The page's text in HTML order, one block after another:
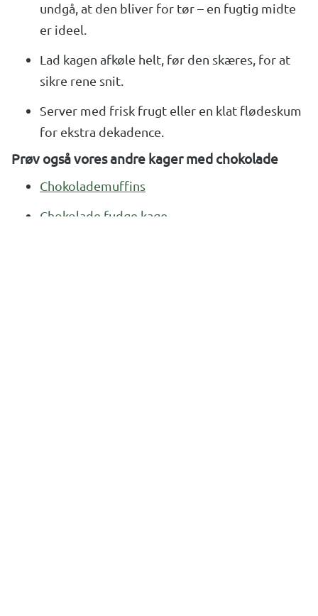
undgå, at den bliver for tør – en fugtig midte
er ideel.
Lad kagen afkøle helt, før den skæres, for at
sikre rene snit.
Server med frisk frugt eller en klat flødeskum
for ekstra dekadence.
Prøv også vores andre kager med chokolade
Chokolademuffins
Chokolade fudge kage